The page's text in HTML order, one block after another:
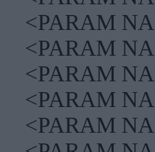
<PARAM
<PARAM
<PARAM
<PARAM
<PARAM